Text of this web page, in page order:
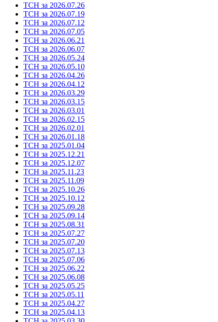
ТСН за 2026.07.26
ТСН за 2026.07.19
ТСН за 2026.07.12
ТСН за 2026.07.05
ТСН за 2026.06.21
ТСН за 2026.06.07
ТСН за 2026.05.24
ТСН за 2026.05.10
ТСН за 2026.04.26
ТСН за 2026.04.12
ТСН за 2026.03.29
ТСН за 2026.03.15
ТСН за 2026.03.01
ТСН за 2026.02.15
ТСН за 2026.02.01
ТСН за 2026.01.18
ТСН за 2025.01.04
ТСН за 2025.12.21
ТСН за 2025.12.07
ТСН за 2025.11.23
ТСН за 2025.11.09
ТСН за 2025.10.26
ТСН за 2025.10.12
ТСН за 2025.09.28
ТСН за 2025.09.14
ТСН за 2025.08.31
ТСН за 2025.07.27
ТСН за 2025.07.20
ТСН за 2025.07.13
ТСН за 2025.07.06
ТСН за 2025.06.22
ТСН за 2025.06.08
ТСН за 2025.05.25
ТСН за 2025.05.11
ТСН за 2025.04.27
ТСН за 2025.04.13